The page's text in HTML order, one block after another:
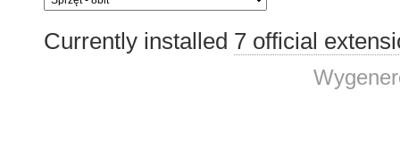
Currently installed 7 official